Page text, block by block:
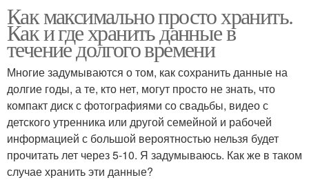
Как максимально просто хранить.
Как и где хранить данные в
течение долгого времени
Многие задумываются о том, как сохранить данные на
долгие годы, а те, кто нет, могут просто не знать, что
компакт диск с фотографиями со свадьбы, видео с
детского утренника или другой семейной и рабочей
информацией с большой вероятностью нельзя будет
прочитать лет через 5-10. Я задумываюсь. Как же в таком
случае хранить эти данные?